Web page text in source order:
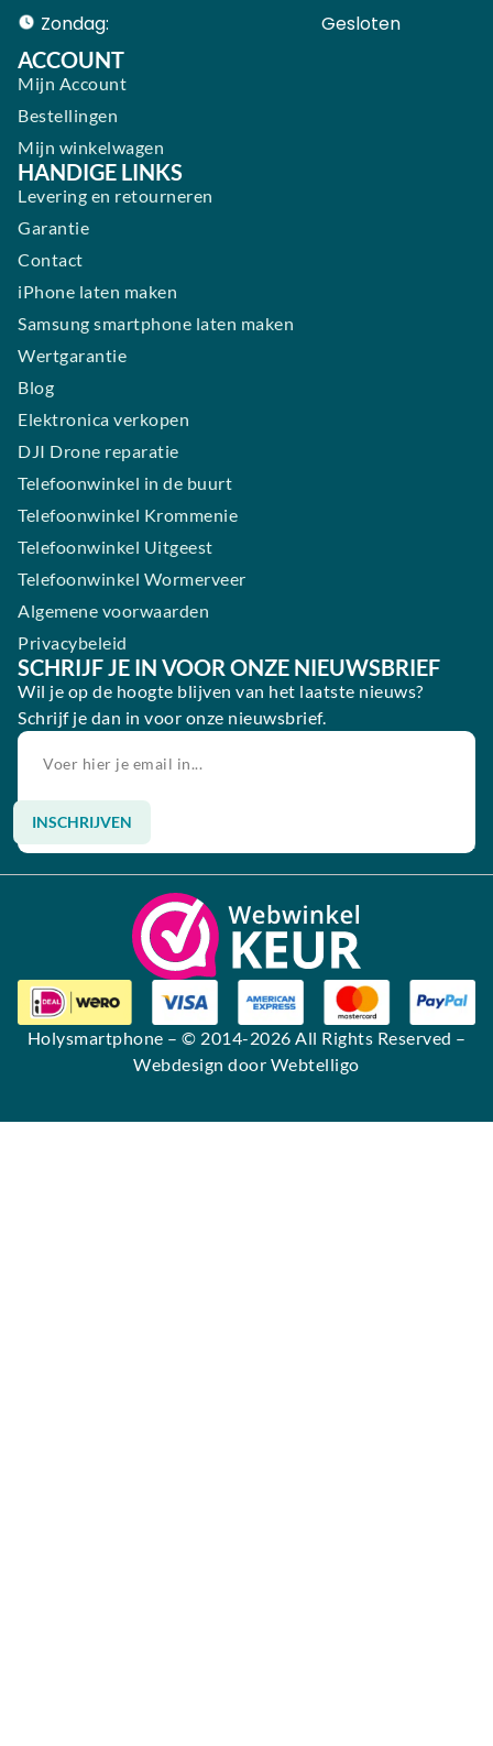
Zondag:
Gesloten ​ ​ ​ ​ ​ ​ ​
ACCOUNT
Mijn Account
Bestellingen
Mijn winkelwagen
HANDIGE LINKS
Levering en retourneren
Garantie
Contact
iPhone laten maken
Samsung smartphone laten maken
Wertgarantie
Blog
Elektronica verkopen
DJI Drone reparatie
Telefoonwinkel in de buurt
Telefoonwinkel Krommenie
Telefoonwinkel Uitgeest
Telefoonwinkel Wormerveer
Algemene voorwaarden
Privacybeleid
SCHRIJF JE IN VOOR ONZE NIEUWSBRIEF
Wil je op de hoogte blijven van het laatste nieuws?
Schrijf je dan in voor onze nieuwsbrief.
INSCHRIJVEN
Alternative:
Holysmartphone – © 2014-2026 All Rights Reserved –
Webdesign door Webtelligo